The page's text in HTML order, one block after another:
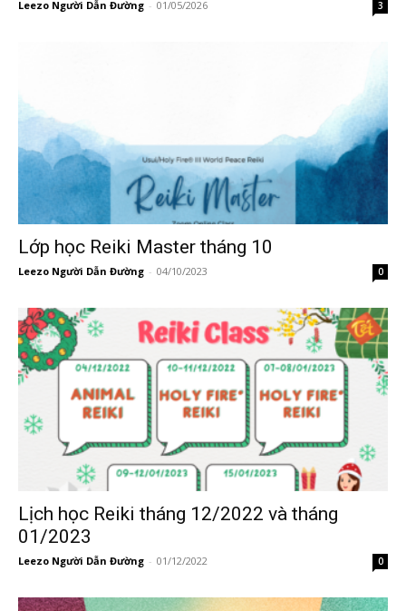
Leezo Người Dẫn Đường - 01/05/2026 3
Lớp học Reiki Master tháng 10
Leezo Người Dẫn Đường - 04/10/2023 0
Lịch học Reiki tháng 12/2022 và tháng
01/2023
Leezo Người Dẫn Đường - 01/12/2022 0